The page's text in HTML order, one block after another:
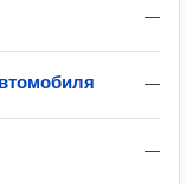
—
—
—